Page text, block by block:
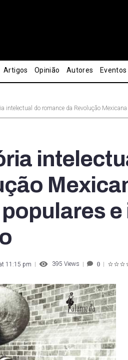
Artigos Opinião Autores Eventos
intelectual do romance da Revolução
e
11:15 pm 395 Views 0